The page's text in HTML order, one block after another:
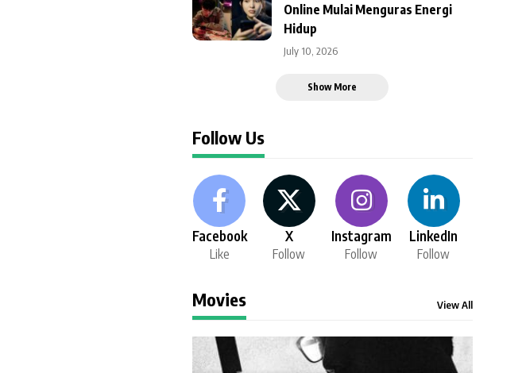
Online Mulai Menguras Energi
Hidup
July 10, 2026
Show More
Follow Us
Facebook
Like
X
Follow
Instagram
Follow
LinkedIn
Follow
Movies View All